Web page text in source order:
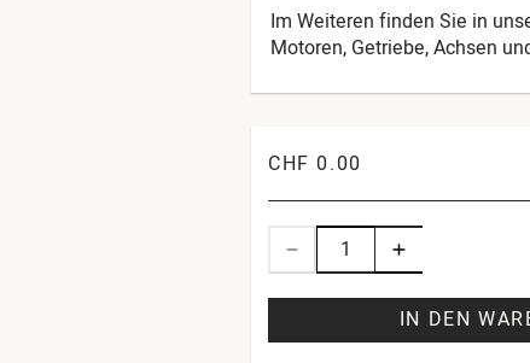
Im Weiteren finden Sie in
Motoren, Getriebe, Achsen
CHF 0.00
IN DEN